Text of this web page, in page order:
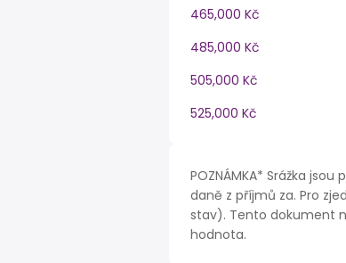
465,000 Kč
485,000 Kč
505,000 Kč
525,000 Kč
POZNÁMKA* Srážka
daně z příjmů za. Pro
stav). Tento dokument
hodnota.